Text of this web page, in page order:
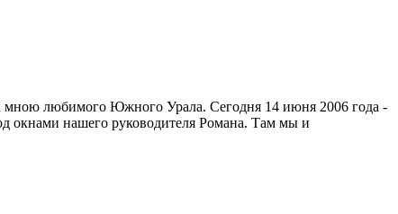
любимого Южного Урала. Сегодня 14 июня 2006 года -
окнами нашего руководителя Романа. Там мы и